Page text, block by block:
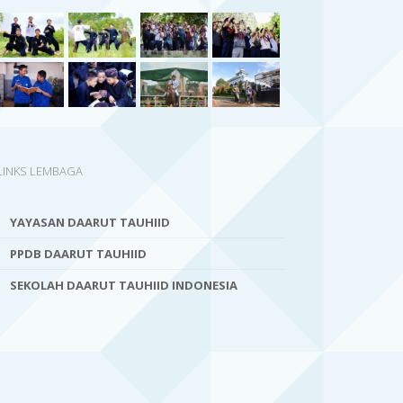
LEMBAGA
YAYASAN DAARUT TAUHIID
PPDB DAARUT TAUHIID
SEKOLAH DAARUT TAUHIID INDONESIA